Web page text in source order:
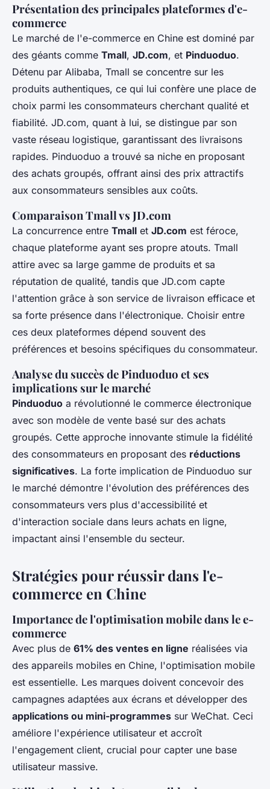
Présentation des principales plateformes d'e-
commerce
Le marché de l'e-commerce en Chine est dominé par
des géants comme Tmall, JD.com, et Pinduoduo.
Détenu par Alibaba, Tmall se concentre sur les
produits authentiques, ce qui lui confère une place de
choix parmi les consommateurs cherchant qualité et
fiabilité. JD.com, quant à lui, se distingue par son
vaste réseau logistique, garantissant des livraisons
rapides. Pinduoduo a trouvé sa niche en proposant
des achats groupés, offrant ainsi des prix attractifs
aux consommateurs sensibles aux coûts.
Comparaison Tmall vs JD.com
La concurrence entre Tmall et JD.com est féroce,
chaque plateforme ayant ses propre atouts. Tmall
attire avec sa large gamme de produits et sa
réputation de qualité, tandis que JD.com capte
l'attention grâce à son service de livraison efficace et
sa forte présence dans l'électronique. Choisir entre
ces deux plateformes dépend souvent des
préférences et besoins spécifiques du consommateur.
Analyse du succès de Pinduoduo et ses
implications sur le marché
Pinduoduo a révolutionné le commerce électronique
avec son modèle de vente basé sur des achats
groupés. Cette approche innovante stimule la fidélité
des consommateurs en proposant des réductions
significatives. La forte implication de Pinduoduo sur
le marché démontre l'évolution des préférences des
consommateurs vers plus d'accessibilité et
d'interaction sociale dans leurs achats en ligne,
impactant ainsi l'ensemble du secteur.
Stratégies pour réussir dans l'e-
commerce en Chine
Importance de l'optimisation mobile dans le e-
commerce
Avec plus de 61% des ventes en ligne réalisées via
des appareils mobiles en Chine, l'optimisation mobile
est essentielle. Les marques doivent concevoir des
campagnes adaptées aux écrans et développer des
applications ou mini-programmes sur WeChat. Ceci
améliore l'expérience utilisateur et accroît
l'engagement client, crucial pour capter une base
utilisateur massive.